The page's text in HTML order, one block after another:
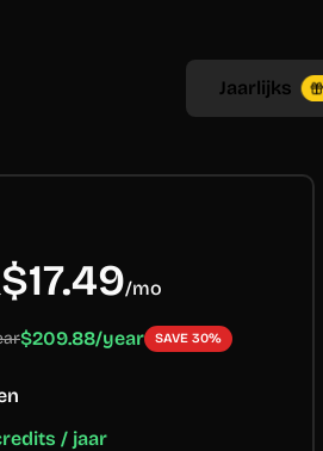
Jaarlijks
$17.49/mo
$209.88/year SAVE 30%
/ jaar